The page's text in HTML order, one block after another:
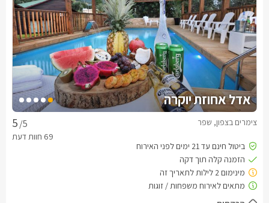
אדל אחוזת יוקרה
/5 צימרים בצפון, שפר